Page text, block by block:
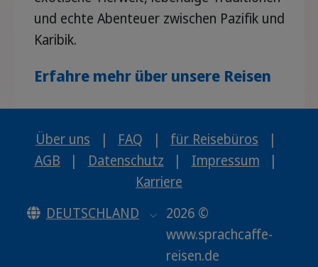
und echte Abenteuer zwischen Pazifik und
Karibik.
Erfahre mehr über unsere Reisen
Über uns | FAQ | für Reisebüros
|
AGB
| Datenschutz | Impressum
|
Karriere
DEUTSCHLAND
2026 ©
www.sprachcaffe-
reisen.de